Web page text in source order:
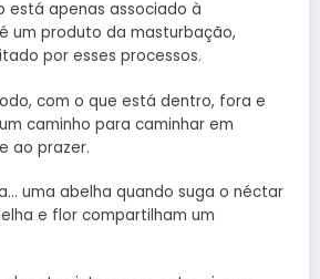
está apenas associado à
um produto da masturbação,
por esses processos.
com o que está dentro, fora e
caminho para caminhar em
ao prazer.
uma abelha quando suga o néctar
e flor compartilham um